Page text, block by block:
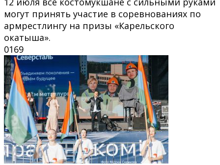
могут принять участие в соревнованиях по
армрестлингу на призы «Карельского
окатыша».
0169